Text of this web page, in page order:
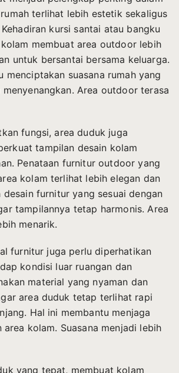
terlihat lebih estetik sekaligus
kursi santai atau bangku
membuat area outdoor lebih
untuk bersantai bersama keluarga.
menciptakan suasana rumah yang
Area outdoor terasa
fungsi, area duduk juga
tampilan desain kolam
Penataan furnitur outdoor yang
kolam terlihat lebih elegan dan
furnitur yang sesuai dengan
tampilannya tetap harmonis. Area
menarik.
furnitur juga perlu diperhatikan
kondisi luar ruangan dan
material yang nyaman dan
area duduk tetap terlihat rapi
Hal ini membantu menjaga
kolam. Suasana menjadi lebih
yang tepat, membuat kolam